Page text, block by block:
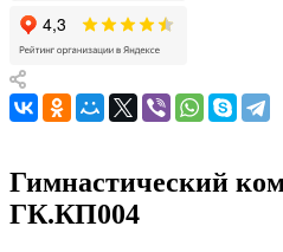
Гимнастический
ГК.КП004